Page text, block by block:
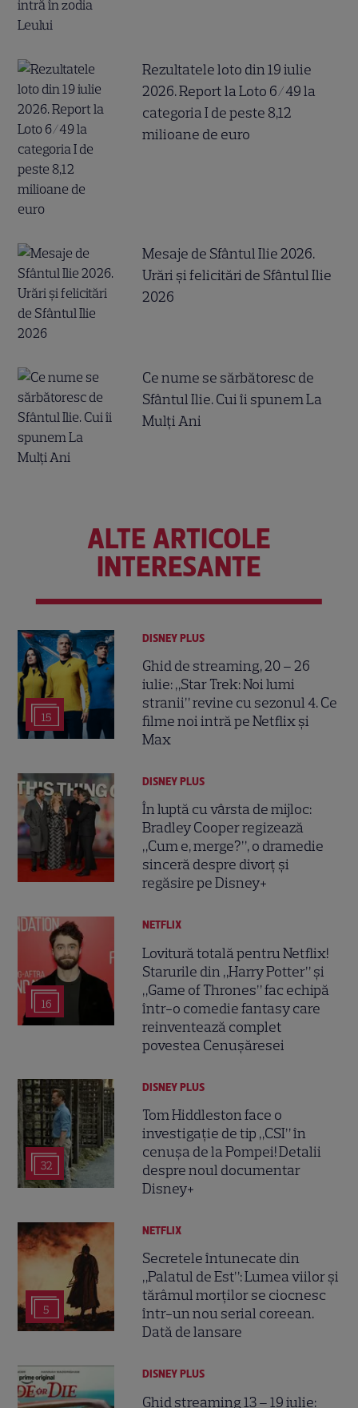
Rezultatele loto din 19 iulie
2026. Report la Loto 6/49 la
categoria I de peste 8,12
milioane de euro
Mesaje de Sfântul Ilie 2026.
Urări și felicitări de Sfântul Ilie
2026
Ce nume se sărbătoresc de
Sfântul Ilie. Cui îi spunem La
Mulți Ani
ALTE ARTICOLE
INTERESANTE
15
DISNEY PLUS
Ghid de streaming, 20 – 26
iulie: „Star Trek: Noi lumi
stranii” revine cu sezonul 4. Ce
filme noi intră pe Netflix și
Max
DISNEY PLUS
În luptă cu vârsta de mijloc:
Bradley Cooper regizează
„Cum e, merge?”, o dramedie
sinceră despre divorț și
regăsire pe Disney+
16
NETFLIX
Lovitură totală pentru Netflix!
Starurile din „Harry Potter” și
„Game of Thrones” fac echipă
într-o comedie fantasy care
reinventează complet
povestea Cenușăresei
32
DISNEY PLUS
Tom Hiddleston face o
investigație de tip „CSI” în
cenușa de la Pompei! Detalii
despre noul documentar
Disney+
5
NETFLIX
Secretele întunecate din
„Palatul de Est”: Lumea viilor și
tărâmul morților se ciocnesc
într-un nou serial coreean.
Dată de lansare
DISNEY PLUS
Ghid streaming 13 – 19 iulie: